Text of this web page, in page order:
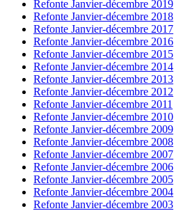
Refonte Janvier-décembre 2019
Refonte Janvier-décembre 2018
Refonte Janvier-décembre 2017
Refonte Janvier-décembre 2016
Refonte Janvier-décembre 2015
Refonte Janvier-décembre 2014
Refonte Janvier-décembre 2013
Refonte Janvier-décembre 2012
Refonte Janvier-décembre 2011
Refonte Janvier-décembre 2010
Refonte Janvier-décembre 2009
Refonte Janvier-décembre 2008
Refonte Janvier-décembre 2007
Refonte Janvier-décembre 2006
Refonte Janvier-décembre 2005
Refonte Janvier-décembre 2004
Refonte Janvier-décembre 2003